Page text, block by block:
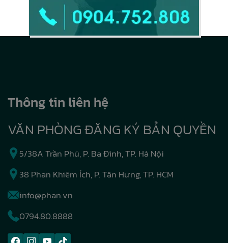
Thông tin liên hệ
VĂN PHÒNG ĐĂNG KÝ BẢN QUYỀN
5/38A Trần Phú, P. Ba Đình, TP. Hà Nội
38 Phan Khiêm Ích, P. Tân Hưng, TP. HCM
info@phan.vn
0794.80.8888